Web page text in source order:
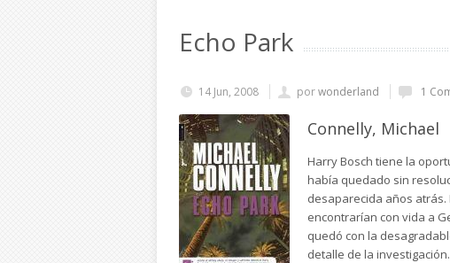
Echo Park
14 Jun, 2008 porwonderland 1
Connelly, Michael
Harry Bosch tiene la
había quedado sin
desaparecida años
encontrarían con vida a
quedó con la
detalle de la